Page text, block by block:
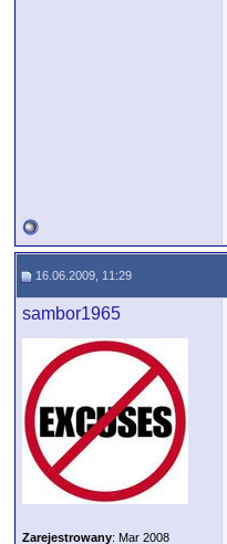
16.06.2009, 11:29
sambor1965
Zarejestrowany: Mar 2008